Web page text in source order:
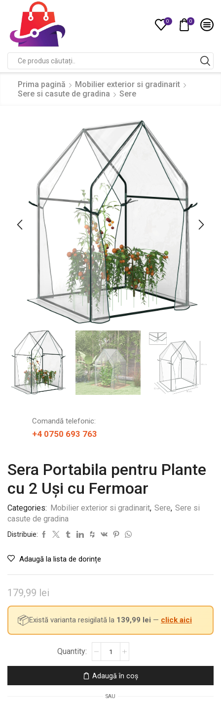
0 0
input
Prima pagină
Mobilier exterior si gradinarit
Sere si casute de gradina
Sere
Comandă telefonic:
+4 0750 693 763
Sera Portabila pentru Plante
cu 2 Uși cu Fermoar
Categories: Mobilier exterior si gradinarit, Sere, Sere si
casute de gradina
Distribuie:
Adaugă la lista de dorințe
179,99 lei
📦Există varianta resigilată la 139,99 lei — click aici
Portabila
pentru
Adaugă în coș
SAU